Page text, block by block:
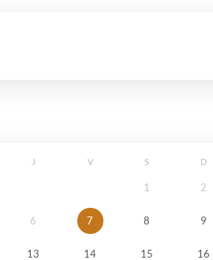
J V S D
1 2
6 7 8 9
13 14 15 16